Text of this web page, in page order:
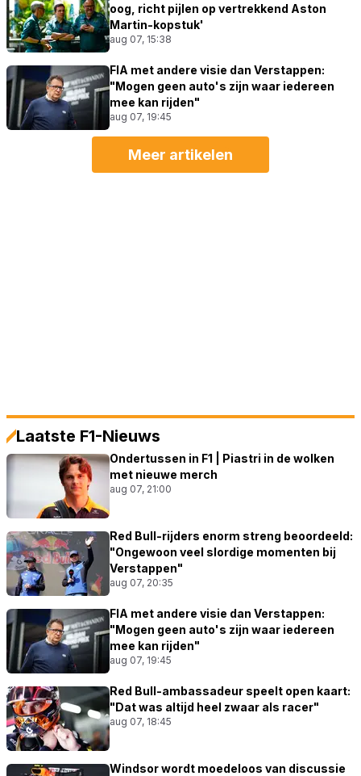
oog, richt pijlen op vertrekkend Aston
Martin-kopstuk'
aug 07, 15:38
FIA met andere visie dan Verstappen:
"Mogen geen auto's zijn waar iedereen
mee kan rijden"
aug 07, 19:45
Meer artikelen
Laatste F1-Nieuws
Ondertussen in F1 | Piastri in de wolken
met nieuwe merch
aug 07, 21:00
Red Bull-rijders enorm streng beoordeeld:
"Ongewoon veel slordige momenten bij
Verstappen"
aug 07, 20:35
FIA met andere visie dan Verstappen:
"Mogen geen auto's zijn waar iedereen
mee kan rijden"
aug 07, 19:45
Red Bull-ambassadeur speelt open kaart:
"Dat was altijd heel zwaar als racer"
aug 07, 18:45
Windsor wordt moedeloos van discussie